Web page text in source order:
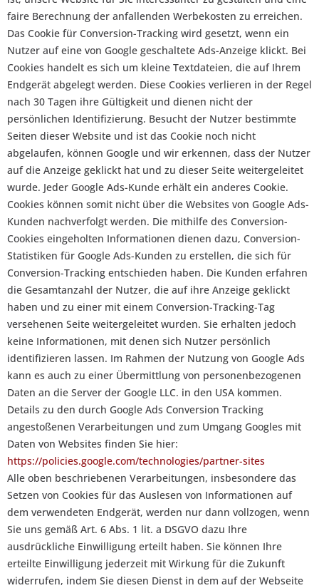
faire Berechnung der anfallenden Werbekosten zu erreichen.
Das Cookie für Conversion-Tracking wird gesetzt, wenn ein
Nutzer auf eine von Google geschaltete Ads-Anzeige klickt. Bei
Cookies handelt es sich um kleine Textdateien, die auf Ihrem
Endgerät abgelegt werden. Diese Cookies verlieren in der Regel
nach 30 Tagen ihre Gültigkeit und dienen nicht der
persönlichen Identifizierung. Besucht der Nutzer bestimmte
Seiten dieser Website und ist das Cookie noch nicht
abgelaufen, können Google und wir erkennen, dass der Nutzer
auf die Anzeige geklickt hat und zu dieser Seite weitergeleitet
wurde. Jeder Google Ads-Kunde erhält ein anderes Cookie.
Cookies können somit nicht über die Websites von Google Ads-
Kunden nachverfolgt werden. Die mithilfe des Conversion-
Cookies eingeholten Informationen dienen dazu, Conversion-
Statistiken für Google Ads-Kunden zu erstellen, die sich für
Conversion-Tracking entschieden haben. Die Kunden erfahren
die Gesamtanzahl der Nutzer, die auf ihre Anzeige geklickt
haben und zu einer mit einem Conversion-Tracking-Tag
versehenen Seite weitergeleitet wurden. Sie erhalten jedoch
keine Informationen, mit denen sich Nutzer persönlich
identifizieren lassen. Im Rahmen der Nutzung von Google Ads
kann es auch zu einer Übermittlung von personenbezogenen
Daten an die Server der Google LLC. in den USA kommen.
Details zu den durch Google Ads Conversion Tracking
angestoßenen Verarbeitungen und zum Umgang Googles mit
Daten von Websites finden Sie hier:
https://policies.google.com/technologies/partner-sites
Alle oben beschriebenen Verarbeitungen, insbesondere das
Setzen von Cookies für das Auslesen von Informationen auf
dem verwendeten Endgerät, werden nur dann vollzogen, wenn
Sie uns gemäß Art. 6 Abs. 1 lit. a DSGVO dazu Ihre
ausdrückliche Einwilligung erteilt haben. Sie können Ihre
erteilte Einwilligung jederzeit mit Wirkung für die Zukunft
widerrufen, indem Sie diesen Dienst in dem auf der Webseite